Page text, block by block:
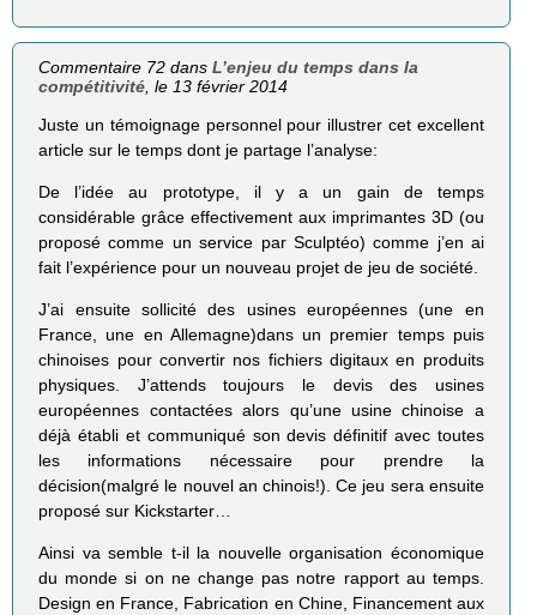
Commentaire 72 dansL’enjeu du temps dans la
compétitivité , le 13 février 2014
Juste un témoignage personnel pour illustrer cet excellent
article sur le temps dont je partage l’analyse:
De l’idée au prototype, il y a un gain de temps
considérable grâce effectivement aux imprimantes 3D (ou
proposé comme un service par Sculptéo) comme j’en ai
fait l’expérience pour un nouveau projet de jeu de société.
J’ai ensuite sollicité des usines européennes (une en
France, une en Allemagne)dans un premier temps puis
chinoises pour convertir nos fichiers digitaux en produits
physiques. J’attends toujours le devis des usines
européennes contactées alors qu’une usine chinoise a
déjà établi et communiqué son devis définitif avec toutes
les informations nécessaire pour prendre la
décision(malgré le nouvel an chinois!). Ce jeu sera ensuite
proposé sur Kickstarter…
Ainsi va semble t-il la nouvelle organisation économique
du monde si on ne change pas notre rapport au temps.
Design en France, Fabrication en Chine, Financement aux